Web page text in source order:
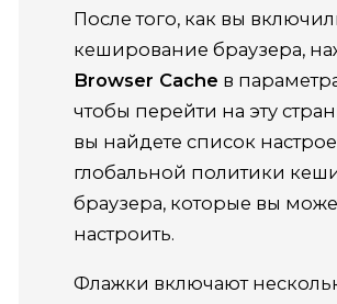
После того, как вы
кеширование браузера,
Browser Cache в
чтобы перейти на эту
вы найдете список
глобальной политики
браузера, которые вы
настроить.
Флажки включают